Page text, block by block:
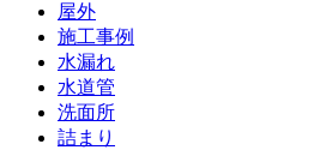
屋外
施工事例
水漏れ
水道管
洗面所
詰まり